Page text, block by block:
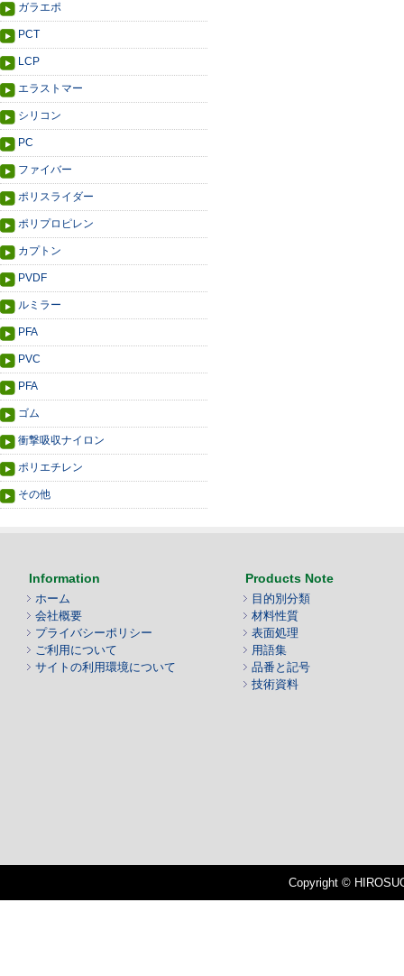
ガラエポ
PCT
LCP
エラストマー
シリコン
PC
ファイバー
ポリスライダー
ポリプロピレン
カプトン
PVDF
ルミラー
PFA
PVC
PFA
ゴム
衝撃吸収ナイロン
ポリエチレン
その他
Information
ホーム
会社概要
プライバシーポリシー
ご利用について
サイトの利用環境について
Products Note
目的別分類
材料性質
表面処理
用語集
品番と記号
技術資料
Copyright ©